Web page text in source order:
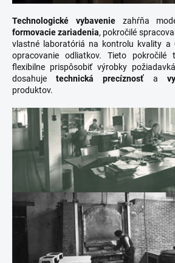
Technologické vybaveniezahŕňa
formovacie zariadenia, pokročilé
vlastné laboratóriá na kontrolu kvality a
opracovanie odliatkov. Tieto pokročilé
flexibilne prispôsobiť výrobky
dosahujetechnická precíznosťa
produktov.